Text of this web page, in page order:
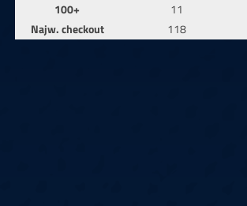
100+
11
Najw. checkout
118